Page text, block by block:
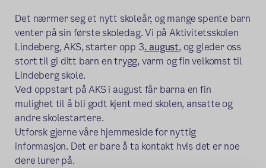
Det nærmer seg et nytt skoleår, og mange spente barn
venter på sin første skoledag. Vi på Aktivitetsskolen
Lindeberg, AKS, starter opp 3. august, og gleder oss
stort til gi ditt barn en trygg, varm og fin velkomst til
Lindeberg skole.
Ved oppstart på AKS i august får barna en fin
mulighet til å bli godt kjent med skolen, ansatte og
andre skolestartere.
Utforsk gjerne våre hjemmeside for nyttig
informasjon. Det er bare å ta kontakt hvis det er noe
dere lurer på.